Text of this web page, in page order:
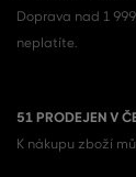
Doprava nad 1
neplatíte.
51 PRODEJEN V
K nákupu zboží